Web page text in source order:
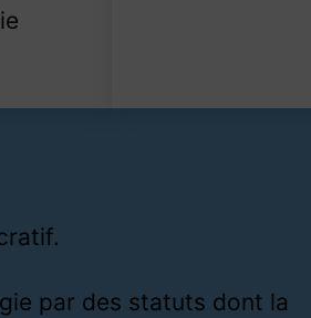
par des statuts dont la